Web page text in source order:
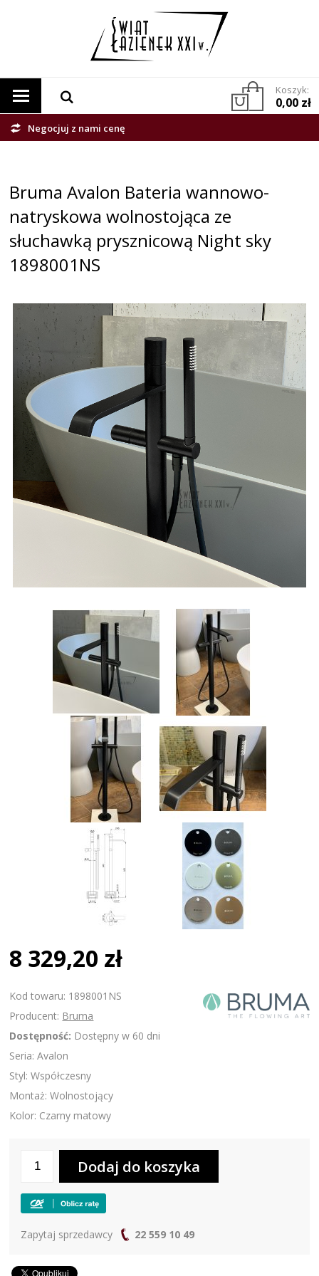
Koszyk:
0,00 zł
Negocjuj z nami cenę
Bruma Avalon Bateria wannowo-
natryskowa wolnostojąca ze
słuchawką prysznicową Night sky
1898001NS
8 329,20 zł
Kod towaru: 1898001NS
Producent: Bruma
Dostępność: Dostępny w 60 dni
Seria: Avalon
Styl: Współczesny
Montaż: Wolnostojący
Kolor: Czarny matowy
Zapytaj sprzedawcy 22 559 10 49